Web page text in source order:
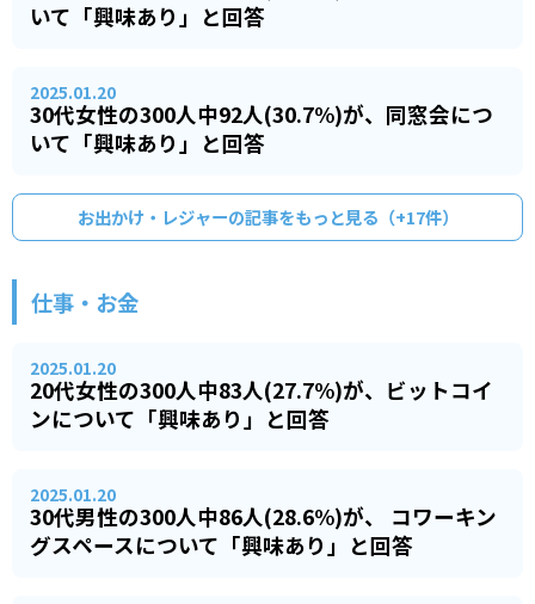
いて「興味あり」と回答
2025.01.20
30代女性の300人中92人(30.7%)が、同窓会につ
いて「興味あり」と回答
お出かけ・レジャーの記事をもっと見る（+17件）
仕事・お金
2025.01.20
20代女性の300人中83人(27.7%)が、ビットコイ
ンについて「興味あり」と回答
2025.01.20
30代男性の300人中86人(28.6%)が、 コワーキン
グスペースについて「興味あり」と回答